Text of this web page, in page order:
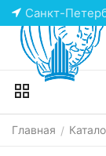
Санкт-
Главная /